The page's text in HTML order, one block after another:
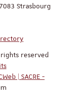
Strasbourg
reserved
| SACRE -